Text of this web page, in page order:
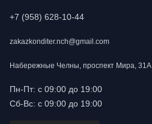
+7 (958) 628-10-44
zakazkonditer.nch@gmail.com
Набережные Челны, проспект Мира, 31А
Пн-Пт: с 09:00 до 19:00
Сб-Вс: с 09:00 до 19:00